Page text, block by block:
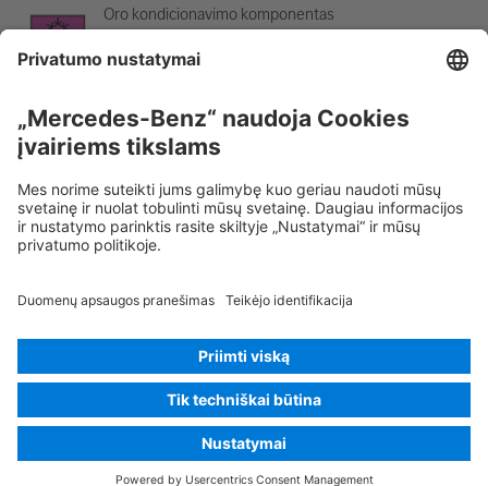
Oro kondicionavimo komponentas
Nr.: 236.354
Pasirinkti kalbą
© 2026Mercedes-Benz AG
Tiekėjo pavadinimas
Slapukų nustatymai
Duomenų apsauga
Teisiniai nurodymai